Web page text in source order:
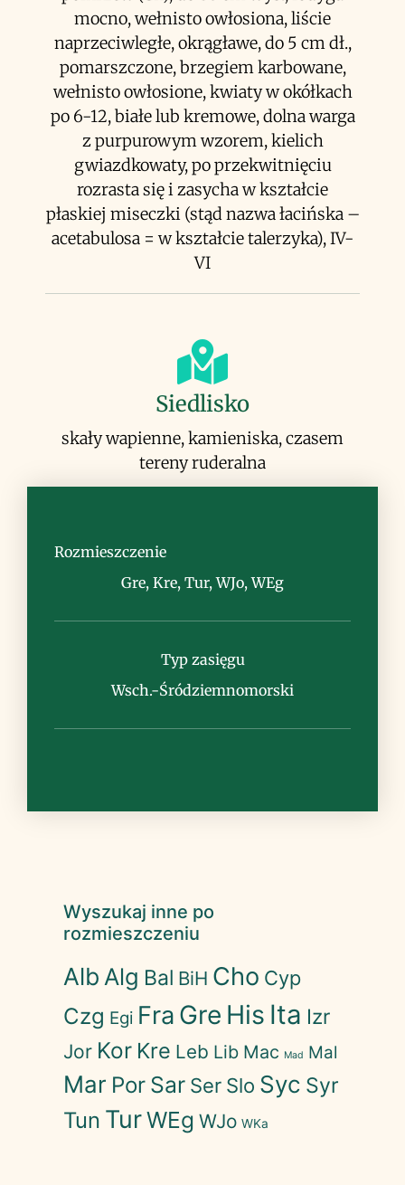
mocno, wełnisto owłosiona, liście
naprzeciwległe, okrągławe, do 5 cm dł.,
pomarszczone, brzegiem karbowane,
wełnisto owłosione, kwiaty w okółkach
po 6-12, białe lub kremowe, dolna warga
z purpurowym wzorem, kielich
gwiazdkowaty, po przekwitnięciu
rozrasta się i zasycha w kształcie
płaskiej miseczki (stąd nazwa łacińska –
acetabulosa = w kształcie talerzyka), IV-
VI
Siedlisko
skały wapienne, kamieniska, czasem
tereny ruderalna
przekwitnięciu, kielichy czasem
uprawiana jako roślina ozdobna
Rozmieszczenie
Gre, Kre, Tur, WJo, WEg
Typ zasięgu
Wsch.-Śródziemnomorski
Wyszukaj inne po
rozmieszczeniu
Alb Alg Bal BiH Cho Cyp
Czg Egi Fra Gre His Ita Izr
Jor Kor Kre Leb Lib Mac Mad Mal
Mar Por Sar Ser Slo Syc Syr
Tun TurWEg WJo WKa